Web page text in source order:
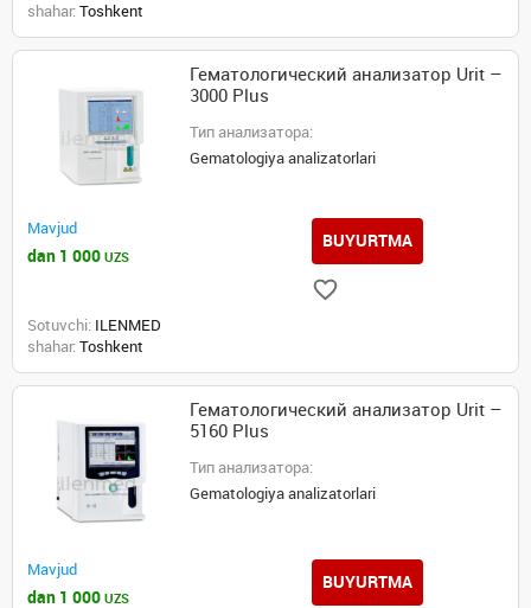
shahar: Toshkent
Гематологический анализатор Urit –
3000 Plus
Тип анализатора:
Gematologiya analizatorlari
Mavjud
dan 1 000 UZS
BUYURTMA
Sotuvchi: ILENMED
shahar: Toshkent
Гематологический анализатор Urit –
5160 Plus
Тип анализатора:
Gematologiya analizatorlari
Mavjud
dan 1 000 UZS
BUYURTMA